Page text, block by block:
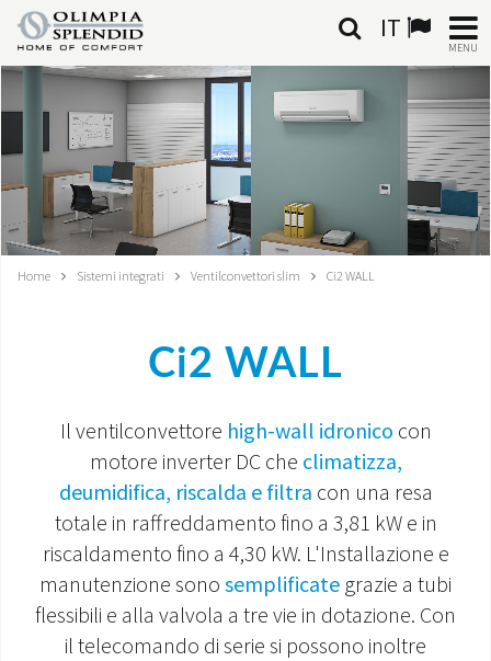
IT
MENU
CLIMATIZZAZIONE
RISCALDAMENTO
MONDO OS
INCENTIVI E DETRAZIONI
ASSISTENZA E GARANZIE
Home Sistemi integrati Ventilconvettori slim Ci2 WALL
Ci2 WALL
Il ventilconvettore high-wall idronico con
motore inverter DC che climatizza,
deumidifica, riscalda e filtra con una resa
totale in raffreddamento fino a 3,81 kW e in
riscaldamento fino a 4,30 kW. L'Installazione e
manutenzione sono semplificate grazie a tubi
flessibili e alla valvola a tre vie in dotazione. Con
il telecomando di serie si possono inoltre